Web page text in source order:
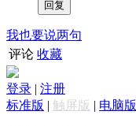
我也要说两句
评论 收藏
登录 | 注册
标准版 | 触屏版 | 电脑版